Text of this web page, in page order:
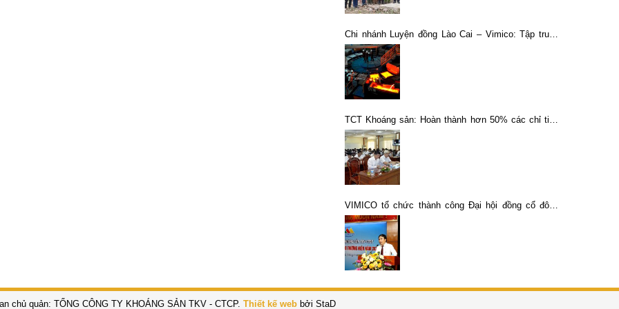
Chi nhánh Luyện đồng Lào Cai – Vimico: Tập trung
sản xuất an toàn, hiệu quả ngay từ những tháng đầu,
quý đầu năm 2023
TCT Khoáng sản: Hoàn thành hơn 50% các chỉ tiêu
chính KHN
VIMICO tổ chức thành công Đại hội đồng cổ đông
thường niên năm 2023
chủ quản: TỔNG CÔNG TY KHOÁNG SẢN TKV - CTCP. Thiết kế webbởi StaD